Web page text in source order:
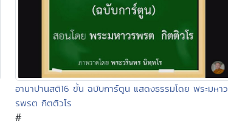
อานาปานสติ16 ขั้น ฉบับการ์ตูน แสดงธรรมโดย พระมหาว
รพรต กิตติวโร
#